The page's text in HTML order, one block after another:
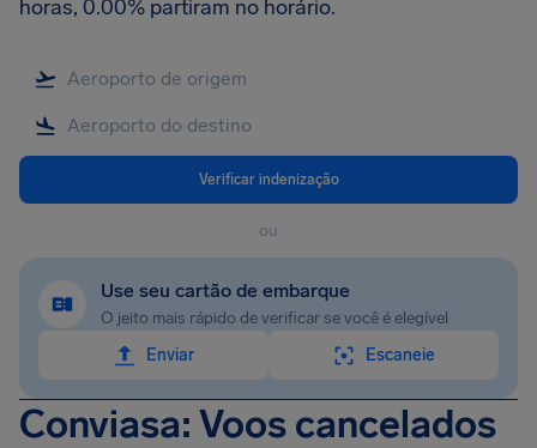
horas, 0.00% partiram no horário.
Verificar indenização
ou
Use seu cartão de embarque
O jeito mais rápido de verificar se você é elegível
Enviar
Escaneie
Conviasa: Voos cancelados